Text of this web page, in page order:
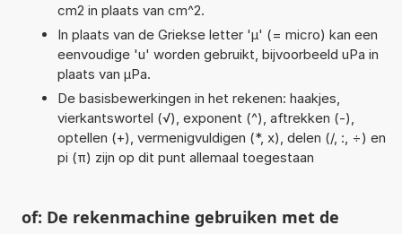
cm2 in plaats van cm^2.
In plaats van de Griekse letter 'µ' (= micro) kan een
eenvoudige 'u' worden gebruikt, bijvoorbeeld uPa in
plaats van µPa.
De basisbewerkingen in het rekenen: haakjes,
vierkantswortel (√), exponent (^), aftrekken (-),
optellen (+), vermenigvuldigen (*, x), delen (/, :, ÷) en
pi (π) zijn op dit punt allemaal toegestaan
of: De rekenmachine gebruiken met de